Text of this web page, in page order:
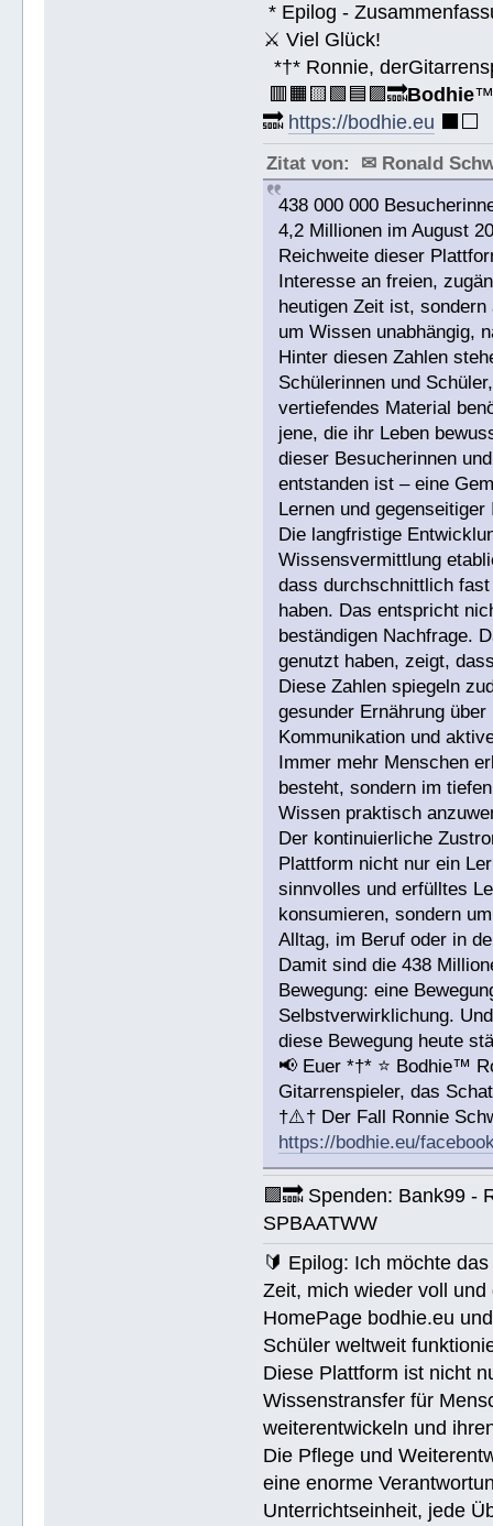
* Epilog -
⚔ Viel Glück!
*†* Ronnie,
🟥🟧🟨🟩🟦🟪🔜Bodhie
🔜 https://bodhie.eu ⬛️⬜️
Zitat von: ✉ Ronald
438 000 000
4,2 Millionen im August
Reichweite dieser
Interesse an freien,
heutigen Zeit ist,
um Wissen unabhängig,
Hinter diesen Zahlen
Schülerinnen und
vertiefendes Material
jene, die ihr Leben
dieser Besucherinnen
entstanden ist – eine
Lernen und
Die langfristige
Wissensvermittlung
dass durchschnittlich
haben. Das entspricht
beständigen Nachfrage.
genutzt haben, zeigt,
Diese Zahlen spiegeln
gesunder Ernährung
Kommunikation und
Immer mehr Menschen
besteht, sondern im
Wissen praktisch
Der kontinuierliche
Plattform nicht nur ein
sinnvolles und erfülltes
konsumieren, sondern
Alltag, im Beruf oder in
Damit sind die 438
Bewegung: eine
Selbstverwirklichung.
diese Bewegung heute
📢 Euer *†* ⭐️ Bodhie™
Gitarrenspieler, das
†⚠️† Der Fall Ronnie
https://bodhie.eu/
🟪🔜 Spenden: Bank99 -
SPBAATWW
🔰 Epilog: Ich möchte
Zeit, mich wieder voll
HomePage bodhie.eu
Schüler weltweit
Diese Plattform ist nicht
Wissenstransfer für
weiterentwickeln und
Die Pflege und
eine enorme
Unterrichtseinheit, jede